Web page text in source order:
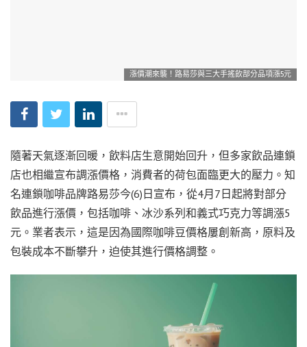
漲價潮來襲！路易莎與三大手搖飲部分品項漲5元
隨著天氣逐漸回暖，飲料店生意開始回升，但多家飲品連鎖
店也相繼宣布調漲價格，消費者的荷包面臨更大的壓力。知
名連鎖咖啡品牌路易莎今(6)日宣布，從4月7日起將對部分
飲品進行漲價，包括咖啡、冰沙系列和義式巧克力等調漲5
元。業者表示，這是因為國際咖啡豆價格屢創新高，原料及
包裝成本不斷攀升，迫使其進行價格調整。